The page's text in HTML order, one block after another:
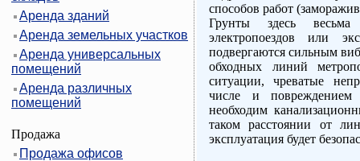
Аренда зданий
Аренда земельных участков
Аренда универсальных
помещений
Аренда различных
помещений
Продажа
Продажа офисов
способов работ
Грунты здесь
электропоездов или
подвергаются сильным
обходных линий
ситуации, чреватые
числе и повреждением
необходим
таком расстоянии от
эксплуатация будет